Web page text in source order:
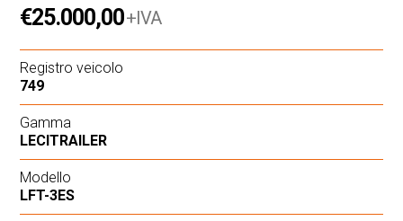
€25.000,00+IVA
Registro veicolo
749
Gamma
LECITRAILER
Modello
LFT-3ES